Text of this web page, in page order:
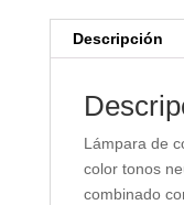
Descripción
Lámpara de
color tonos
combinado